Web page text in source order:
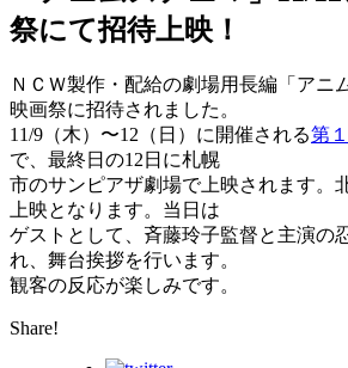
祭にて招待上映！
ＮＣＷ製作・配給の劇場用長編「アニ
映画祭に招待されました。
11/9（木）〜12（日）に開催される第
で、最終日の12日に札幌
市のサンピアザ劇場で上映されます。
上映となります。当日は
ゲストとして、斉藤玲子監督と主演の
れ、舞台挨拶を行います。
観客の反応が楽しみです。
Share!